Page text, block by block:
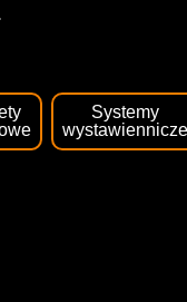
Systemy
wystawiennicze